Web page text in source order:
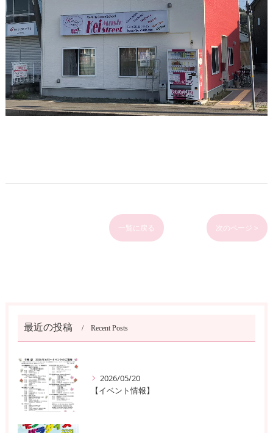
一覧に戻る 次のページ >
最近の投稿 Recent Posts
2026/05/20
【イベント情報】